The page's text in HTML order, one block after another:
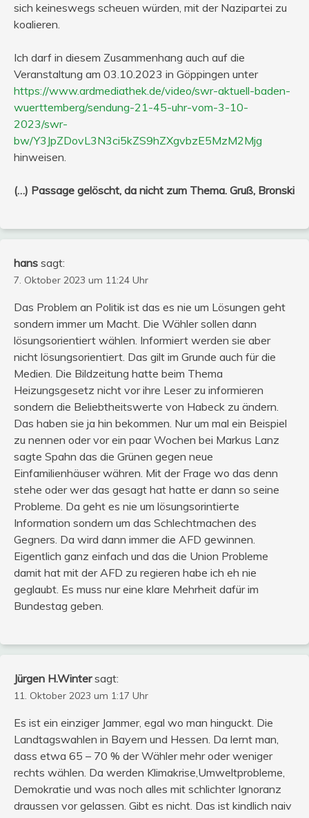
sich keineswegs scheuen würden, mit der Nazipartei zu
koalieren.
Ich darf in diesem Zusammenhang auch auf die
Veranstaltung am 03.10.2023 in Göppingen unter
https://www.ardmediathek.de/video/swr-aktuell-baden-
wuerttemberg/sendung-21-45-uhr-vom-3-10-
2023/swr-
bw/Y3JpZDovL3N3ci5kZS9hZXgvbzE5MzM2Mjg
hinweisen.
(…) Passage gelöscht, da nicht zum Thema. Gruß, Bronski
hans sagt:
7. Oktober 2023 um 11:24 Uhr
Das Problem an Politik ist das es nie um Lösungen geht
sondern immer um Macht. Die Wähler sollen dann
lösungsorientiert wählen. Informiert werden sie aber
nicht lösungsorientiert. Das gilt im Grunde auch für die
Medien. Die Bildzeitung hatte beim Thema
Heizungsgesetz nicht vor ihre Leser zu informieren
sondern die Beliebtheitswerte von Habeck zu ändern.
Das haben sie ja hin bekommen. Nur um mal ein Beispiel
zu nennen oder vor ein paar Wochen bei Markus Lanz
sagte Spahn das die Grünen gegen neue
Einfamilienhäuser währen. Mit der Frage wo das denn
stehe oder wer das gesagt hat hatte er dann so seine
Probleme. Da geht es nie um lösungsorintierte
Information sondern um das Schlechtmachen des
Gegners. Da wird dann immer die AFD gewinnen.
Eigentlich ganz einfach und das die Union Probleme
damit hat mit der AFD zu regieren habe ich eh nie
geglaubt. Es muss nur eine klare Mehrheit dafür im
Bundestag geben.
Jürgen H.Winter sagt:
11. Oktober 2023 um 1:17 Uhr
Es ist ein einziger Jammer, egal wo man hinguckt. Die
Landtagswahlen in Bayern und Hessen. Da lernt man,
dass etwa 65 – 70 % der Wähler mehr oder weniger
rechts wählen. Da werden Klimakrise,Umweltprobleme,
Demokratie und was noch alles mit schlichter Ignoranz
draussen vor gelassen. Gibt es nicht. Das ist kindlich naiv